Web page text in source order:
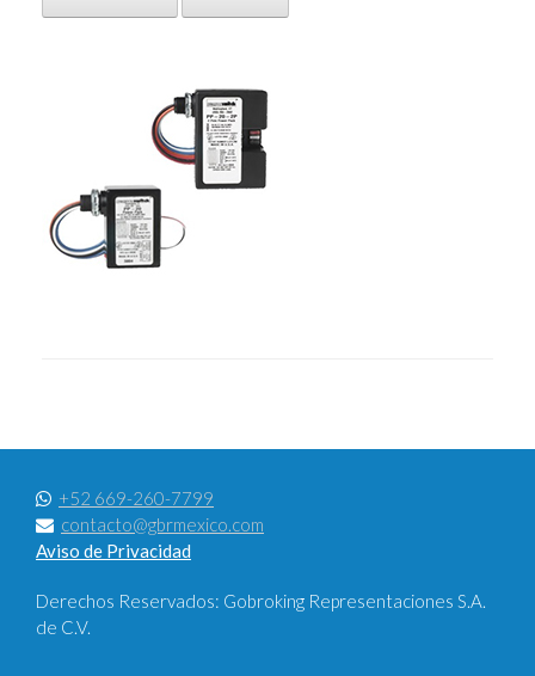
+52 669-260-7799
contacto@gbrmexico.com
Aviso de Privacidad
Derechos Reservados: Gobroking Representaciones S.A.
de C.V.